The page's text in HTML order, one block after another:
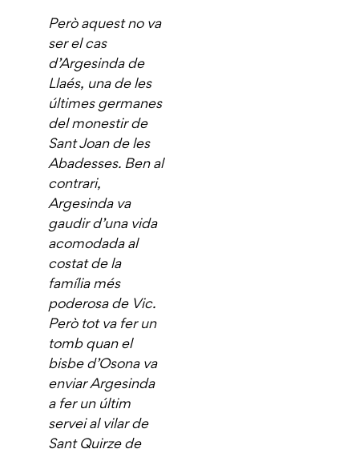
Però aquest no va
ser el cas
d’Argesinda de
Llaés, una de les
últimes germanes
del monestir de
Sant Joan de les
Abadesses. Ben al
contrari,
Argesinda va
gaudir d’una vida
acomodada al
costat de la
família més
poderosa de Vic.
Però tot va fer un
tomb quan el
bisbe d’Osona va
enviar Argesinda
a fer un últim
servei al vilar de
Sant Quirze de